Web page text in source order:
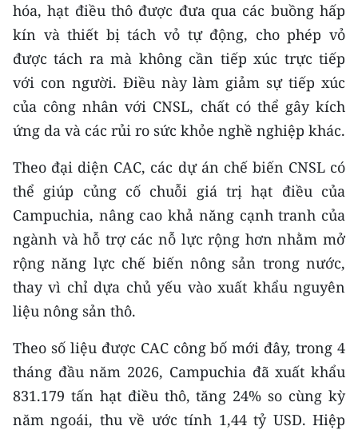
TIN MỚI
TIN ĐỊA PHƯƠNG
Trung du và miền núi phía Bắc
Bắc Trung Bộ
Duyên hải Nam Trung Bộ và Tây
Nguyên
Đông Nam Bộ
Đồng bằng sông Cửu Long
Chuyên trang Hà Nội
Chuyên trang TP. Hồ Chí Minh
CHUYÊN ĐỀ
hóa, hạt điều thô được đưa qua các buồng hấp
kín và thiết bị tách vỏ tự động, cho phép vỏ
được tách ra mà không cần tiếp xúc trực tiếp
với con người. Điều này làm giảm sự tiếp xúc
của công nhân với CNSL, chất có thể gây kích
ứng da và các rủi ro sức khỏe nghề nghiệp khác.
Theo đại diện CAC, các dự án chế biến CNSL có
thể giúp củng cố chuỗi giá trị hạt điều của
Campuchia, nâng cao khả năng cạnh tranh của
ngành và hỗ trợ các nỗ lực rộng hơn nhằm mở
rộng năng lực chế biến nông sản trong nước,
thay vì chỉ dựa chủ yếu vào xuất khẩu nguyên
liệu nông sản thô.
Theo số liệu được CAC công bố mới đây, trong 4
tháng đầu năm 2026, Campuchia đã xuất khẩu
831.179 tấn hạt điều thô, tăng 24% so cùng kỳ
năm ngoái, thu về ước tính 1,44 tỷ USD. Hiệp